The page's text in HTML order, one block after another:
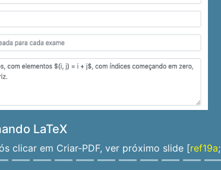
LaTeX
clicar em Criar-PDF, ver próximo slide [ref19a;